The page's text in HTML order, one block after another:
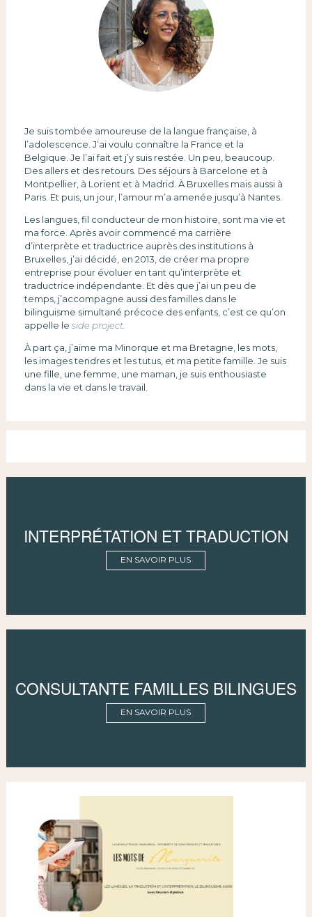
Je suis tombée amoureuse de la langue française, à
l’adolescence. J’ai voulu connaître la France et la
Belgique. Je l’ai fait et j’y suis restée. Un peu, beaucoup.
Des allers et des retours. Des séjours à Barcelone et à
Montpellier, à Lorient et à Madrid. À Bruxelles mais aussi à
Paris. Et puis, un jour, l’amour m’a amenée jusqu’à Nantes.
Les langues, fil conducteur de mon histoire, sont ma vie et
ma force. Après avoir commencé ma carrière
d’interprète et traductrice auprès des institutions à
Bruxelles, j’ai décidé, en 2013, de créer ma propre
entreprise pour évoluer en tant qu’interprète et
traductrice indépendante. Et dès que j’ai un peu de
temps, j’accompagne aussi des familles dans le
bilinguisme simultané précoce des enfants, c’est ce qu’on
appelle le side project.
À part ça, j’aime ma Minorque et ma Bretagne, les mots,
les images tendres et les tutus, et ma petite famille. Je suis
une fille, une femme, une maman, je suis enthousiaste
dans la vie et dans le travail.
INTERPRÉTATION ET TRADUCTION
EN SAVOIR PLUS
CONSULTANTE FAMILLES BILINGUES
EN SAVOIR PLUS